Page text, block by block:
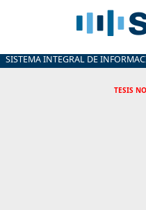
SISTEMA INTEGRAL DE
TESIS